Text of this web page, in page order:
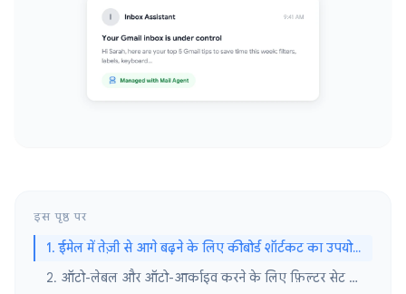
इस पृष्ठ पर
1. ईमेल में तेज़ी से आगे बढ़ने के लिए कीबोर्ड शॉर्टकट का उपयोग करें
2. ऑटो-लेबल और ऑटो-आर्काइव करने के लिए फ़िल्टर सेट करें